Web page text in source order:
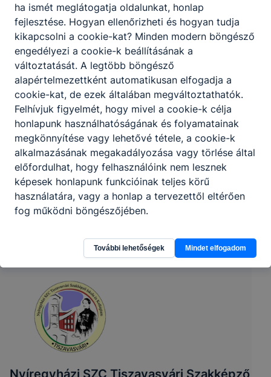
Partnereink
Nyíregyházi SZC Tiszavasvári Szakképző
ha ismét meglátogatja oldalunkat, honlap
fejlesztése. Hogyan ellenőrizheti és hogyan tudja
kikapcsolni a cookie-kat? Minden modern böngésző
engedélyezi a cookie-k beállításának a
változtatását. A legtöbb böngésző
alapértelmezettként automatikusan elfogadja a
cookie-kat, de ezek általában megváltoztathatók.
Felhívjuk figyelmét, hogy mivel a cookie-k célja
honlapunk használhatóságának és folyamatainak
megkönnyítése vagy lehetővé tétele, a cookie-k
alkalmazásának megakadályozása vagy törlése által
előfordulhat, hogy felhasználóink nem lesznek
képesek honlapunk funkcióinak teljes körű
használatára, vagy a honlap a tervezettől eltérően
fog működni böngészőjében.
További lehetőségek Mindet elfogadom